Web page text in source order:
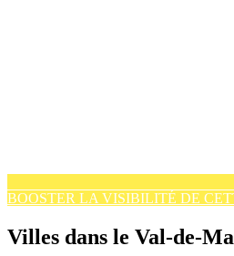
BOOSTER LA VISIBILITÉ DE
Villes dans le Val-de-